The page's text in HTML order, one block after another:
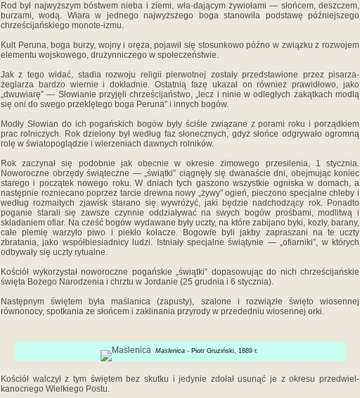
Rod był najwyższym bóstwem nieba i ziemi, wła-dającym żywio­łami — słońcem, deszczem,
burzami, wodą. Wiara w jednego najwyższego boga stanowiła podstawę późniejszego
chrześcijańskiego monote-izmu.
Kult Peruna, boga burzy, wojny i oręża, pojawił się stosunkowo późno w związku z rozwojem
elementu wojskowego, drużynniczego w społeczeństwie.
Jak z tego widać, stadia rozwoju religii pierwotnej zostały przedstawione przez pisarza-
żeglarza bardzo wiernie i dokładnie. Ostatnią fazę ukazał on również prawidłowo, jako
„dwuwiarę” — Słowianie przyjęli chrześcijaństwo, „lecz i ninie w odległych zakątkach modlą
się oni do swego przeklętego boga Peruna” i innych bogów.
Modły Słowian do ich pogańskich bogów były ściśle związane z porami roku i porządkiem
prac rolniczych. Rok dzielony był według faz słonecznych, gdyż słońce odgrywało ogromną
rolę w światopoglądzie i wierzeniach dawnych rolników.
Rok zaczynał się podobnie jak obecnie w okresie zimowego przesilenia, 1 stycznia.
Noworoczne obrzędy świąteczne — „świątki” ciągnęły się dwanaście dni, obejmując koniec
starego i początek nowego roku. W dniach tych gaszono wszystkie ogniska w domach, a
następnie rozniecano poprzez tarcie drewna nowy „żywy” ogień, pieczono specjalne chleby i
według rozmaitych zjawisk starano się wywróżyć, jaki będzie nadchodzący rok. Ponadto
poganie starali się zawsze czynnie oddziaływać na swych bogów prośbami, modlitwą i
składaniem ofiar. Na cześć bogów wydawane były uczty, na które zabijano byki, kozły, barany,
całe plemię warzyło piwo i piek­ło kołacze. Bogowie byli jakby zapraszani na te uczty
zbratania, jako współbiesiadnicy ludzi. Istniały specjalne świątynie — „ofiarniki”, w których
odbywały się uczty rytualne.
Kościół wykorzystał noworoczne pogańskie „świątki” dopasowując do nich chrześcijańskie
święta Bożego Narodzenia i chrztu w Jordanie (25 grudnia i 6 stycznia).
Następnym świętem była maślanica (zapusty), szalone i rozwią­złe święto wiosennej
równonocy, spotkania ze słońcem i zaklinania przyrody w przededniu wiosennej orki.
Maslenica- Piotr Gruziński, 1889 r.
Kościół walczył z tym świętem bez skutku i jedynie zdołał usunąć je z okresu przedwiel-
kanocnego Wielkiego Postu.